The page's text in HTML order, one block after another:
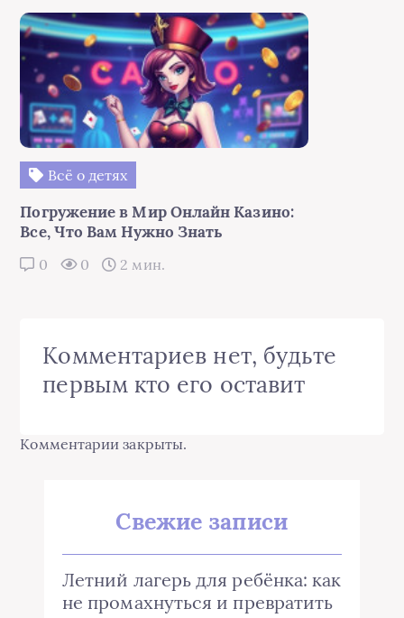
Всё о детях
Погружение в Мир Онлайн Казино:
Все, Что Вам Нужно Знать
0 0 2 мин.
Комментариев нет, будьте
первым кто его оставит
Комментарии закрыты.
Свежие записи
Летний лагерь для ребёнка: как
не промахнуться и превратить